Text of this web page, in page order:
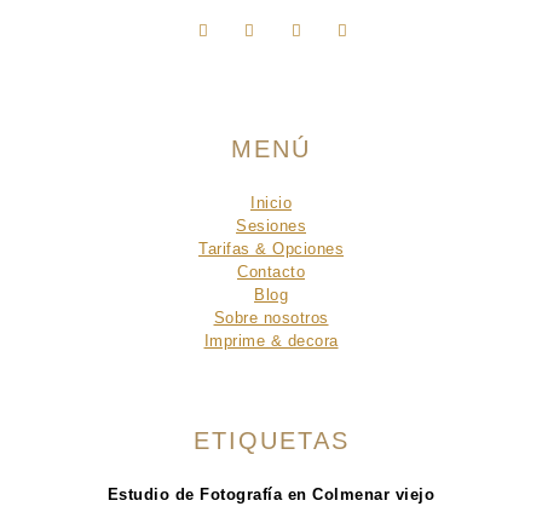
MENÚ
Inicio
Sesiones
Tarifas & Opciones
Contacto
Blog
Sobre nosotros
Imprime & decora
ETIQUETAS
Estudio de Fotografía en Colmenar viejo